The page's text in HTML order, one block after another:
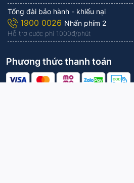
Tổng đài bảo hành - khiếu nại
1900 0026 Nhấn phím 2
Hỗ trợ cước phí 1.000đ/phút
Phương thức thanh toán